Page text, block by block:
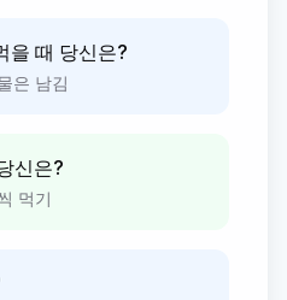
을 때 당신은?
은 남김
신은?
먹기